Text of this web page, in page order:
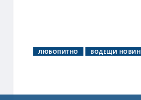
ЛЮБОПИТНО ВОДЕЩИ